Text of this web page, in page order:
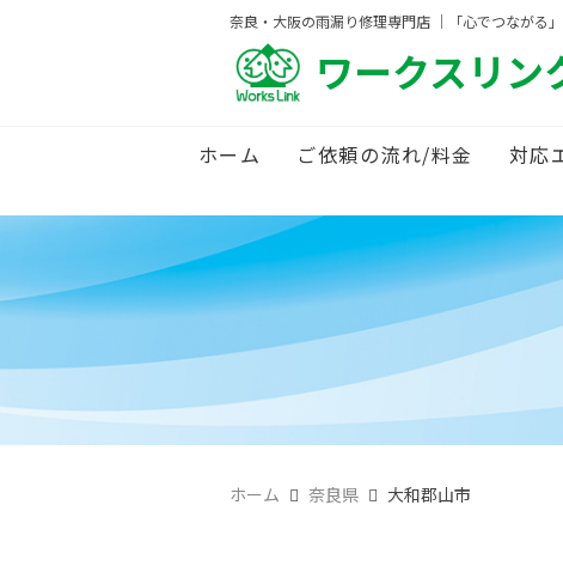
奈良・大阪の雨漏り修理専門店 ｜「心でつながる
ワークスリン
ホーム ご依頼の流れ/料金 対応
ホーム 奈良県 大和郡山市